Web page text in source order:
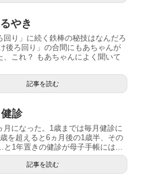
やき
回り」に続く鉄棒の秘技はなんだろ
後ろ回り」の合間にもあちゃんが
、これ？ もあちゃんによく聞いて
記事を読む
診
月になった。1歳までは毎月健診に
を超えると6ヵ月後の1歳半、その
1年置きの健診が母子手帳には...
記事を読む